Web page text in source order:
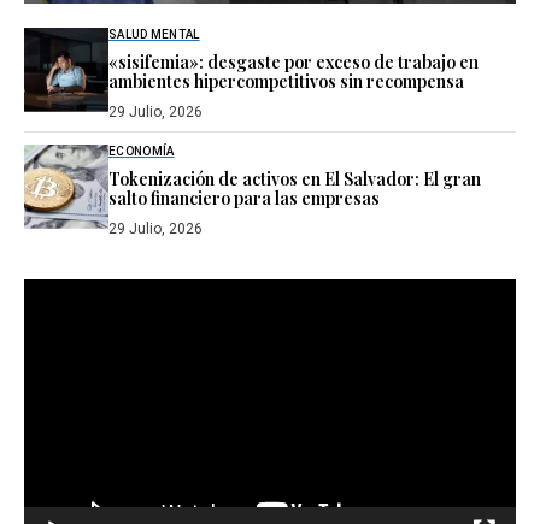
SALUD MENTAL
«sisifemia»: desgaste por exceso de trabajo en
ambientes hipercompetitivos sin recompensa
29 Julio, 2026
ECONOMÍA
Tokenización de activos en El Salvador: El gran
salto financiero para las empresas
29 Julio, 2026